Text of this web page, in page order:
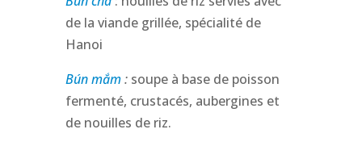
de la viande grillée, spécialité de
Hanoi
Bún mắm: soupe à base de poisson
fermenté, crustacés, aubergines et
de nouilles de riz.